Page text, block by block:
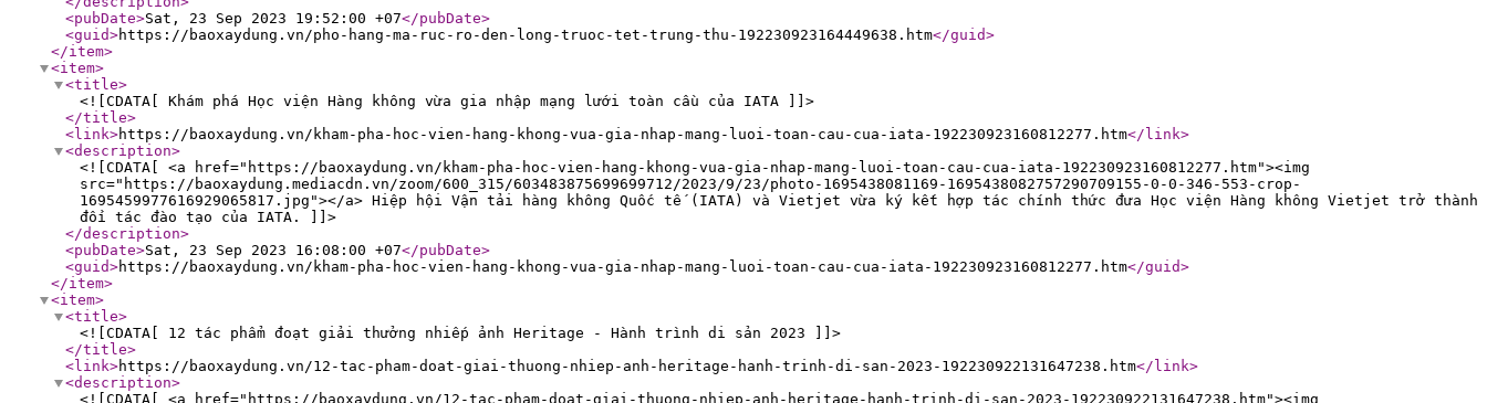
<pubDate>Sat, 23 Sep 2023 19:52:00 +07</pubDate>
<guid>https://baoxaydung.vn/pho-hang-ma-ruc-ro-den-long-truoc-tet-trung-thu-192230923164449638.htm</guid>
</item>
<item>
<title>
<![CDATA[ Khám phá Học viện Hàng không vừa gia nhập mạng lưới toàn cầu của IATA ]]>
</title>
<link>https://baoxaydung.vn/kham-pha-hoc-vien-hang-khong-vua-gia-nhap-mang-luoi-toan-cau-cua-iata-192230923160812277.htm</link>
<description>
<![CDATA[ <a href="https://baoxaydung.vn/kham-pha-hoc-vien-hang-khong-vua-gia-nhap-mang-luoi-toan-cau-cua-iata-192230923160812277.htm"><img
src="https://baoxaydung.mediacdn.vn/zoom/600_315/603483875699699712/2023/9/23/photo-1695438081169-1695438082757290709155-0-0-346-553-crop-
1695459977616929065817.jpg"></a> Hiệp hội Vận tải hàng không Quốc tế (IATA) và Vietjet vừa ký kết hợp tác chính thức đưa Học viện Hàng không Vietjet trở thành
đối tác đào tạo của IATA. ]]>
</description>
<pubDate>Sat, 23 Sep 2023 16:08:00 +07</pubDate>
<guid>https://baoxaydung.vn/kham-pha-hoc-vien-hang-khong-vua-gia-nhap-mang-luoi-toan-cau-cua-iata-192230923160812277.htm</guid>
</item>
<item>
<title>
<![CDATA[ 12 tác phẩm đoạt giải thưởng nhiếp ảnh Heritage - Hành trình di sản 2023 ]]>
</title>
<link>https://baoxaydung.vn/12-tac-pham-doat-giai-thuong-nhiep-anh-heritage-hanh-trinh-di-san-2023-192230922131647238.htm</link>
<description>
<![CDATA[ <a href="https://baoxaydung.vn/12-tac-pham-doat-giai-thuong-nhiep-anh-heritage-hanh-trinh-di-san-2023-192230922131647238.htm"><img